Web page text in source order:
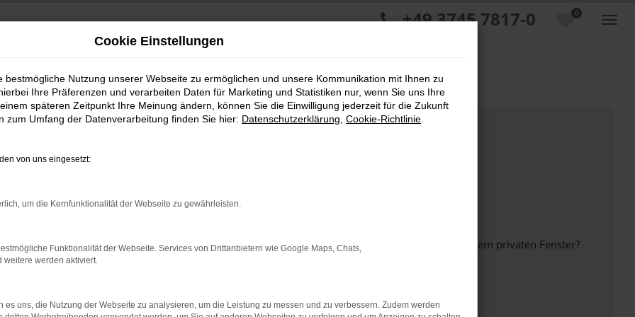
0
+49 3745 7817-0
bestimmter Seiten verhindern. Funktioniert die Seite in einem anderen Browser oder in einem privaten Fenster?
beheben.
auf dem neuesten Stand sind.
Cookie Einstellungen
bestmögliche Nutzung unserer Webseite zu ermöglichen und unsere Kommunikation mit Ihnen zu
Ihre Präferenzen und verarbeiten Daten für Marketing und Statistiken nur, wenn Sie uns Ihre
späteren Zeitpunkt Ihre Meinung ändern, können Sie die Einwilligung jederzeit für die Zukunft
zum Umfang der Datenverarbeitung finden Sie hier: Datenschutzerklärung Cookie-Richtlinie
von uns eingesetzt:
um die Kernfunktionalität der Webseite zu gewährleisten.
Funktionalität der Webseite. Services von Drittanbietern wie Google Maps, Chats,
weitere werden aktiviert.
es uns, die Nutzung der Webseite zu analysieren, um die Leistung zu messen und zu verbessern. Zudem werden